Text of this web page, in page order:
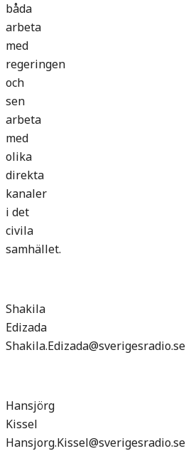
båda
arbeta
med
regeringen
och
sen
arbeta
med
olika
direkta
kanaler
i det
civila
samhället.
Shakila
Edizada
Shakila.Edizada@sverigesradio.se
Hansjörg
Kissel
Hansjorg.Kissel@sverigesradio.se